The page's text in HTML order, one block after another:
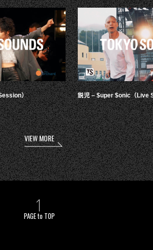
） 鋭児 – $uper $onic（Live
VIEW MORE
PAGE to TOP